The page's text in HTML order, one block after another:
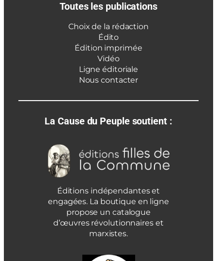
Toutes les publications
Choix de la rédaction
Édito
Édition imprimée
Vidéo
Ligne éditoriale
Nous contacter
La Cause du Peuple soutient :
Éditions indépendantes et
engagées. La boutique en ligne
propose un catalogue
d’œuvres révolutionnaires et
marxistes.